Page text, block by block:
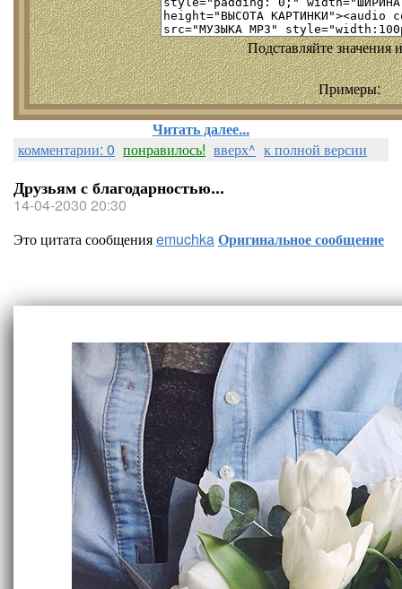
Подставляйте значения
Примеры:
Читать далее...
комментарии: 0 понравилось! вверх^ к полной версии
Друзьям с благодарностью...
14-04-2030 20:30
Это цитата сообщенияemuchkaОригинальное сообщение